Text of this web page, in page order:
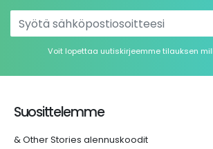
Voit lopettaa uutiskirjeemme tilauksen
Suosittelemme
& Other Stories alennuskoodit